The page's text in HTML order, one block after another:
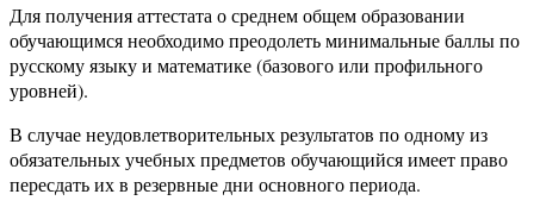
Для получения аттестата о среднем общем образовании
обучающимся необходимо преодолеть минимальные баллы по
русскому языку и математике (базового или профильного
уровней).
В случае неудовлетворительных результатов по одному из
обязательных учебных предметов обучающийся имеет право
пересдать их в резервные дни основного периода.